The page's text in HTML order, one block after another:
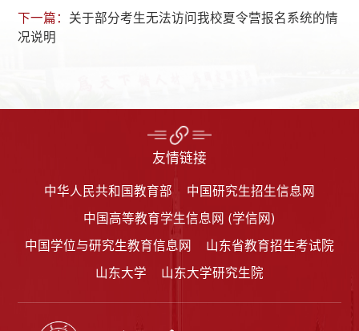
下一篇： 关于部分考生无法访问我校夏令营报名系统的情
况说明
友情链接
中华人民共和国教育部
中国研究生招生信息网
中国高等教育学生信息网 (学信网)
中国学位与研究生教育信息网
山东省教育招生考试院
山东大学
山东大学研究生院